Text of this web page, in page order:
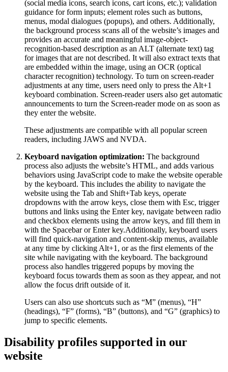
(social media icons, search icons, cart icons, etc.); validation
guidance for form inputs; element roles such as buttons,
menus, modal dialogues (popups), and others. Additionally,
the background process scans all of the website’s images and
provides an accurate and meaningful image-object-
recognition-based description as an ALT (alternate text) tag
for images that are not described. It will also extract texts that
are embedded within the image, using an OCR (optical
character recognition) technology. To turn on screen-reader
adjustments at any time, users need only to press the Alt+1
keyboard combination. Screen-reader users also get automatic
announcements to turn the Screen-reader mode on as soon as
they enter the website.
These adjustments are compatible with all popular screen
readers, including JAWS and NVDA.
Keyboard navigation optimization: The background
process also adjusts the website’s HTML, and adds various
behaviors using JavaScript code to make the website operable
by the keyboard. This includes the ability to navigate the
website using the Tab and Shift+Tab keys, operate
dropdowns with the arrow keys, close them with Esc, trigger
buttons and links using the Enter key, navigate between radio
and checkbox elements using the arrow keys, and fill them in
with the Spacebar or Enter key.Additionally, keyboard users
will find quick-navigation and content-skip menus, available
at any time by clicking Alt+1, or as the first elements of the
site while navigating with the keyboard. The background
process also handles triggered popups by moving the
keyboard focus towards them as soon as they appear, and not
allow the focus drift outside of it.
Users can also use shortcuts such as “M” (menus), “H”
(headings), “F” (forms), “B” (buttons), and “G” (graphics) to
jump to specific elements.
Disability profiles supported in our
website